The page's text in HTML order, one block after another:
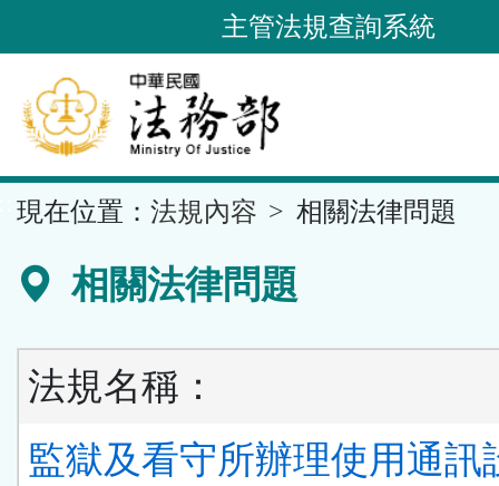
到
要
內
容
區
主管法規查詢系統
現在位置： 法規內容 相關法律問題
相關法律問題
法規名稱：
監獄及看守所辦理使用通訊